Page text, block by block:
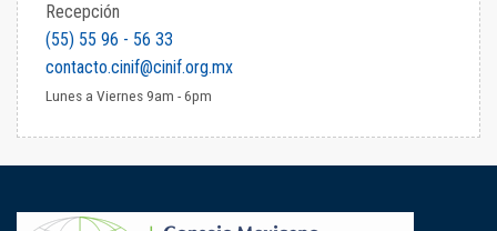
Recepción
(55) 55 96 - 56 33
contacto.cinif@cinif.org.mx
Lunes a Viernes 9am - 6pm